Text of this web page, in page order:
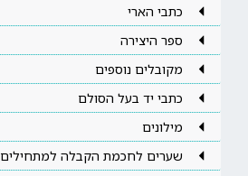
כתבי הארי
ספר היצירה
מקובלים נוספים
כתבי יד בעל הסולם
מילונים
שערים לחכמת הקבלה למתחילים